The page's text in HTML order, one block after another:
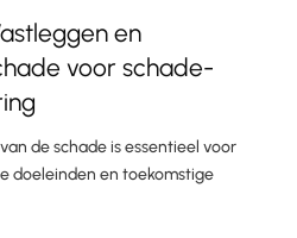
en
voor schade-
de schade is essentieel voor
doeleinden en toekomstige